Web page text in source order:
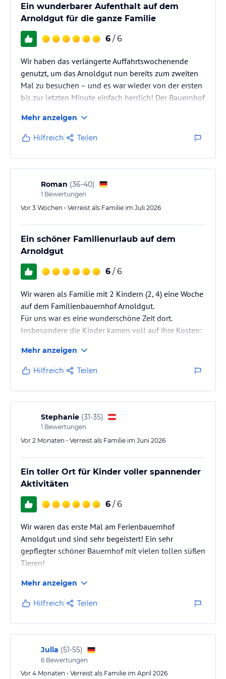
Ein wunderbarer Aufenthalt auf dem
Arnoldgut für die ganze Familie
6 / 6
Wir haben das verlängerte Auffahrtswochenende
genutzt, um das Arnoldgut nun bereits zum zweiten
Mal zu besuchen – und es war wieder von der ersten
bis zur letzten Minute einfach herrlich! Der Bauernhof
Ankommen wurden wir von Familie Mayrhofer wie
alte Freunde begrüsst. Unsere Kinder wussten sofort
wieder, wo alles ist, und waren glücklich mit den
Tieren und dem tollen Spielbereich. Die
Ferienwohnung war wie gewohnt blitzsauber und
perfekt ausgestattet. Die…
Mehr anzeigen
Hilfreich Teilen
Roman (36-40)
1 Bewertungen
Vor 3 Wochen • Verreist als Familie im Juli 2026
Ein schöner Familienurlaub auf dem
Arnoldgut
6 / 6
Wir waren als Familie mit 2 Kindern (2, 4) eine Woche
auf dem Familienbauernhof Arnoldgut.
Für uns war es eine wunderschöne Zeit dort.
Insbesondere die Kinder kamen voll auf ihre Kosten:
sie wollten gar nicht mehr nach Hause.
Familie Mayrhofer war sehr herzlich und hat sich echt
viel Zeit für uns genommen, sei es mit Insidertipps
bei der Planung der Ausflüge, beim gemeinsamen
Grillabend oder einfach bei ganz alltäglichen Dingen.
Man merkt, dass hier Urlaub…
Mehr anzeigen
Hilfreich Teilen
Stephanie (31-35)
1 Bewertungen
Vor 2 Monaten • Verreist als Familie im Juni 2026
Ein toller Ort für Kinder voller spannender
Aktivitäten
6 / 6
Wir waren das erste Mal am Ferienbauernhof
Arnoldgut und sind sehr begeistert! Ein sehr
gepflegter schöner Bauernhof mit vielen tollen süßen
Tieren!
hin zur Pflege, Pony reiten, Traktor fahren, Spielplatz,
Wasserbrunnen , Fahrzeuge (Bobby Car, Dreirad,
Traktor usw) alles was ein Kind begeistert!
Die Wohnungen sind gepflegt!
Die ganze Familie liebevoll und freundlich! Wir
kommen wieder :)
Mehr anzeigen
Hilfreich Teilen
Julia (51-55)
6 Bewertungen
Vor 4 Monaten • Verreist als Familie im April 2026